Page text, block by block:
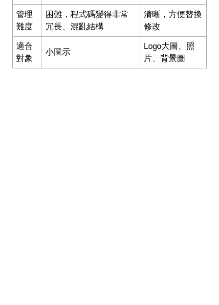
管理
難度
困難，程式碼變得非常
冗長、混亂結構
清晰，方便替換
修改
適合
對象
小圖示
Logo大圖、照
片、背景圖